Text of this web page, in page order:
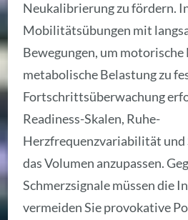
Neukalibrierung zu fördern.
Mobilitätsübungen mit
Bewegungen, um
metabolische Belastung zu
Fortschrittsüberwachung
Readiness-Skalen, Ruhe-
Herzfrequenzvariabilität und
das Volumen anzupassen.
Schmerzsignale müssen die
vermeiden Sie provokative